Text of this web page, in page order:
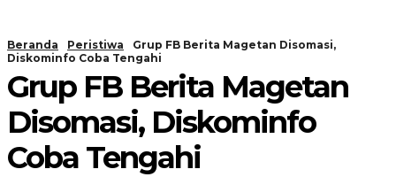
Beranda Peristiwa
Grup FB Berita Magetan Disomasi,
Diskominfo Coba Tengahi
Grup FB Berita Magetan
Disomasi, Diskominfo
Coba Tengahi